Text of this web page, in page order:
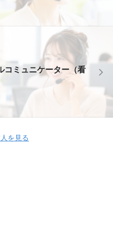
コミュニケーター（看
を見る